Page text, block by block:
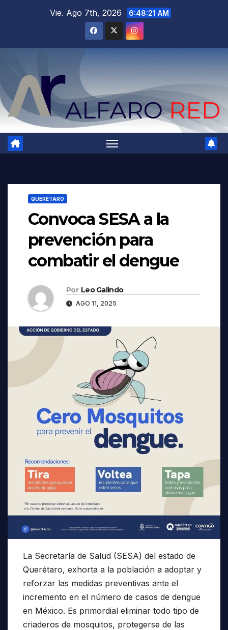
Vie. Ago 7th, 2026 6:48:23 AM
QUERÉTARO
Convoca SESA a la
prevención para
combatir el dengue
Por Leo Galindo
AGO 11, 2025
La Secretaría de Salud (SESA) del estado de
Querétaro, exhorta a la población a adoptar y
reforzar las medidas preventivas ante el
incremento en el número de casos de dengue
en México. Es primordial eliminar todo tipo de
criaderos de mosquitos, protegerse de las